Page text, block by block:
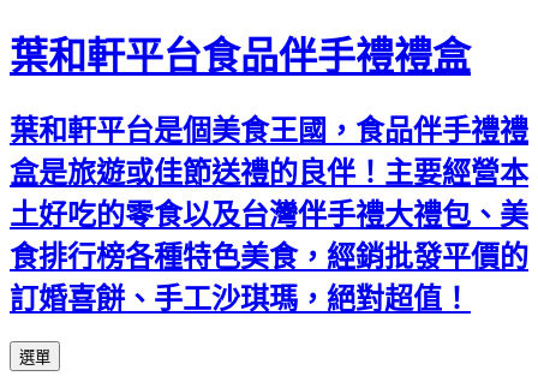
葉和軒平台食品伴手禮禮盒
葉和軒平台是個美食王國，食品伴手禮禮
盒是旅遊或佳節送禮的良伴！主要經營本
土好吃的零食以及台灣伴手禮大禮包、美
食排行榜各種特色美食，經銷批發平價的
訂婚喜餅、手工沙琪瑪，絕對超值！
選單